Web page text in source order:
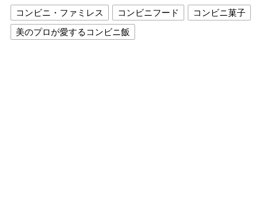
コンビニ・ファミレス
コンビニフード
コンビニ菓子
美のプロが愛するコンビニ飯